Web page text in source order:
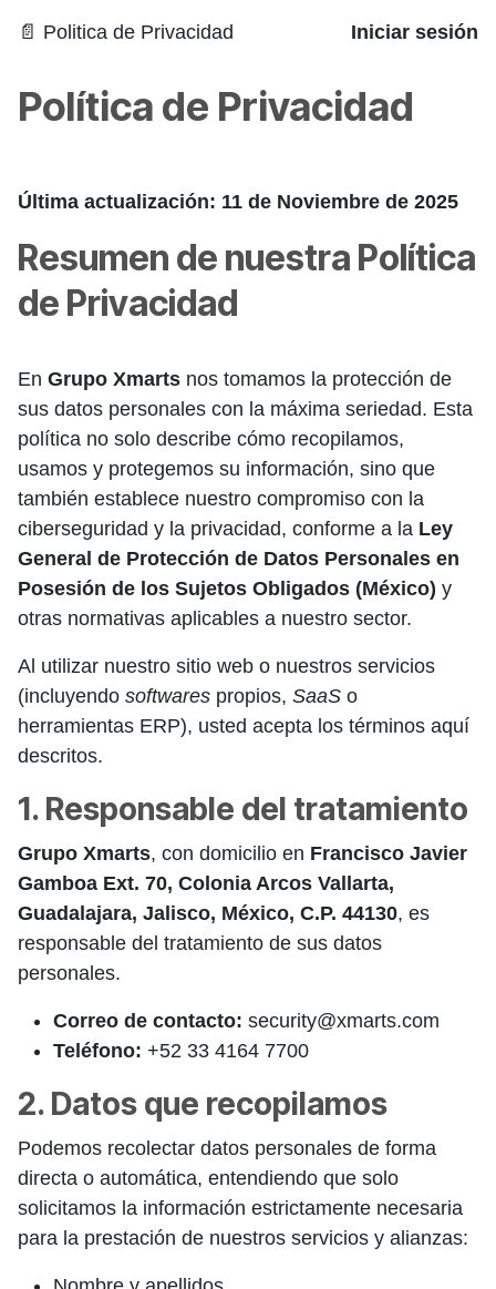
📄 Politica de Privacidad Iniciar sesión
Política de Privacidad
Última actualización: 11 de Noviembre de 2025
Resumen de nuestra Política
de Privacidad
En Grupo Xmarts nos tomamos la protección de
sus datos personales con la máxima seriedad. Esta
política no solo describe cómo recopilamos,
usamos y protegemos su información, sino que
también establece nuestro compromiso con la
ciberseguridad y la privacidad, conforme a la Ley
General de Protección de Datos Personales en
Posesión de los Sujetos Obligados (México) y
otras normativas aplicables a nuestro sector.
Al utilizar nuestro sitio web o nuestros servicios
(incluyendo softwares propios, SaaS o
herramientas ERP), usted acepta los términos aquí
descritos.
1. Responsable del tratamiento
Grupo Xmarts, con domicilio en Francisco Javier
Gamboa Ext. 70, Colonia Arcos Vallarta,
Guadalajara, Jalisco, México, C.P. 44130, es
responsable del tratamiento de sus datos
personales.
Correo de contacto: security@xmarts.com
Teléfono: +52 33 4164 7700
2. Datos que recopilamos
Podemos recolectar datos personales de forma
directa o automática, entendiendo que solo
solicitamos la información estrictamente necesaria
para la prestación de nuestros servicios y alianzas: